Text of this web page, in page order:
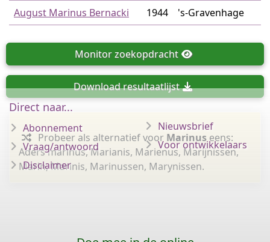
August Marinus Bernacki
1944 's-Gravenhage
Monitorzoekopdracht
Downloadresultaatlijst
Probeer als alternatief voor Marinuseens:
Aders marinus, Marianis, Marienus, Marijnissen,
Marin, Marinis, Marinussen, Marynissen.
Direct naar...
Abonnement
Vraag/antwoord
Disclaimer
Nieuwsbrief
Voor ontwikkelaars